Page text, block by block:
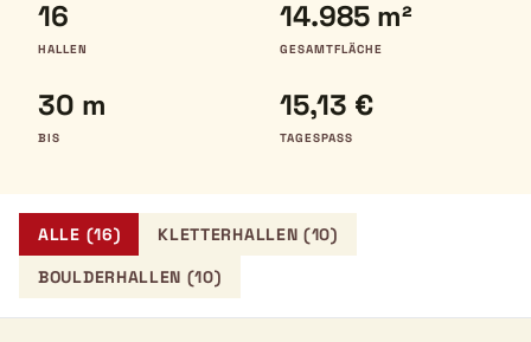
16
HALLEN
14.985 m²
GESAMTFLÄCHE
30 m
BIS
15,13 €
TAGESPASS
ALLE (16)
KLETTERHALLEN (10)
BOULDERHALLEN (10)